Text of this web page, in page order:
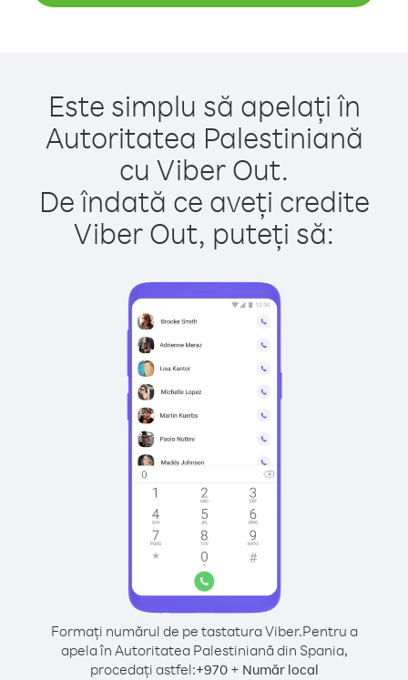
Este simplu să apelați în
Autoritatea Palestiniană
cu Viber Out.
De îndată ce aveți credite
Viber Out, puteți să:
Formați numărul de pe tastatura Viber.Pentru a
apela în Autoritatea Palestiniană din Spania,
procedați astfel:+970+ Număr local